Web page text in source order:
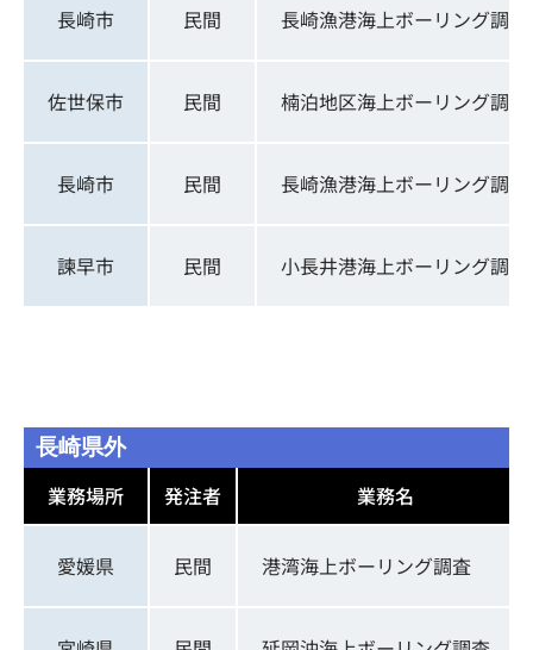
長崎市 民間 長崎漁港海上ボーリング調査
佐世保市 民間 楠泊地区海上ボーリング調査
長崎市 民間 長崎漁港海上ボーリング調査
諫早市 民間 小長井港海上ボーリング調査
長崎県外
業務場所 発注者 業務名
愛媛県 民間 港湾海上ボーリング調査